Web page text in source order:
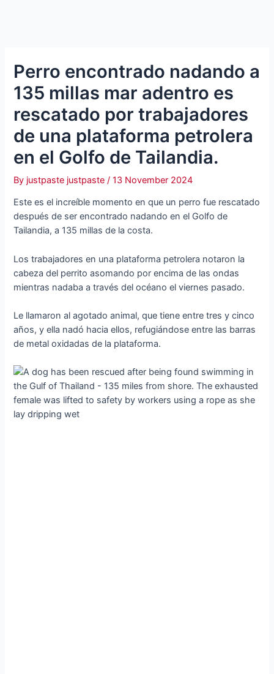
Perro encontrado nadando a
135 millas mar adentro es
rescatado por trabajadores
de una plataforma petrolera
en el Golfo de Tailandia.
By justpaste justpaste/13 November 2024
Este es el increíble momento en que un perro fue rescatado
después de ser encontrado nadando en el Golfo de
Tailandia, a 135 millas de la costa.
Los trabajadores en una plataforma petrolera notaron la
cabeza del perrito asomando por encima de las ondas
mientras nadaba a través del océano el viernes pasado.
Le llamaron al agotado animal, que tiene entre tres y cinco
años, y ella nadó hacia ellos, refugiándose entre las barras
de metal oxidadas de la plataforma.